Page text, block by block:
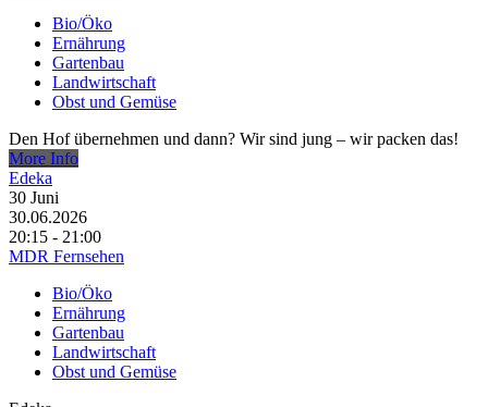
Bio/Öko
Ernährung
Gartenbau
Landwirtschaft
Obst und Gemüse
Den Hof übernehmen und dann? Wir sind jung – wir packen das!
More Info
Edeka
30 Juni
30.06.2026
20:15 - 21:00
MDR Fernsehen
Bio/Öko
Ernährung
Gartenbau
Landwirtschaft
Obst und Gemüse